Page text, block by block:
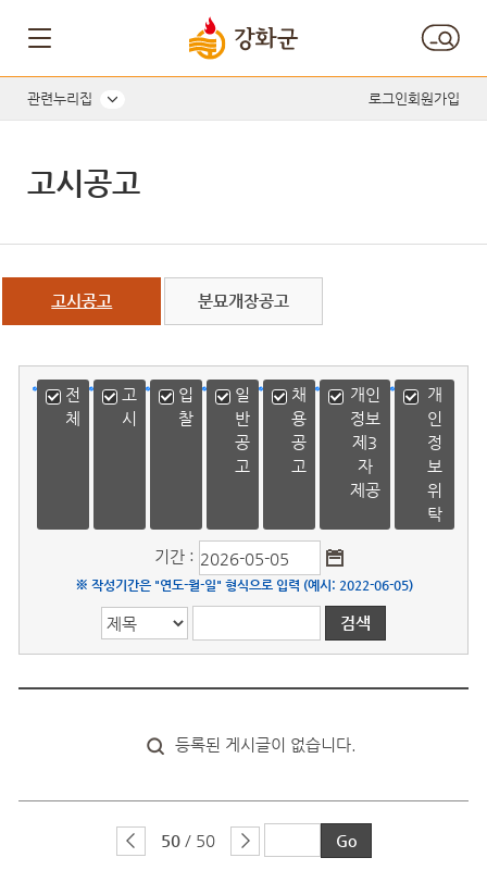
관련누리집 로그인회원가입
고시공고
고시공고 분묘개장공고
전
체
고
시
입
찰
일
반
공
고
채
용
공
고
개인
정보
제3
자
제공
개
인
정
보
위
탁
기간 :
※ 작성기간은 "연도-월-일" 형식으로 입력 (예시: 2022-06-05)
등록된 게시글이 없습니다.
50 / 50